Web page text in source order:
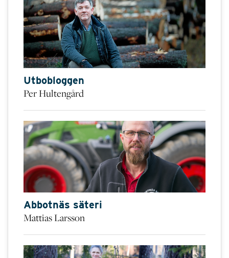
Utbobloggen
Per Hultengård
Abbotnäs säteri
Mattias Larsson